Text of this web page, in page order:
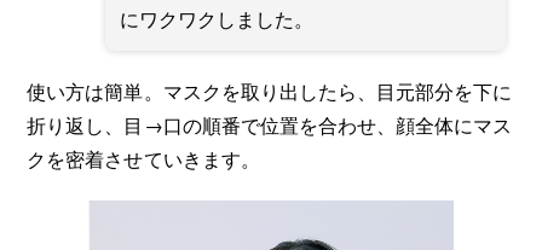
にワクワクしました。
使い方は簡単。マスクを取り出したら、目元部分を下に
折り返し、目→口の順番で位置を合わせ、顔全体にマス
クを密着させていきます。